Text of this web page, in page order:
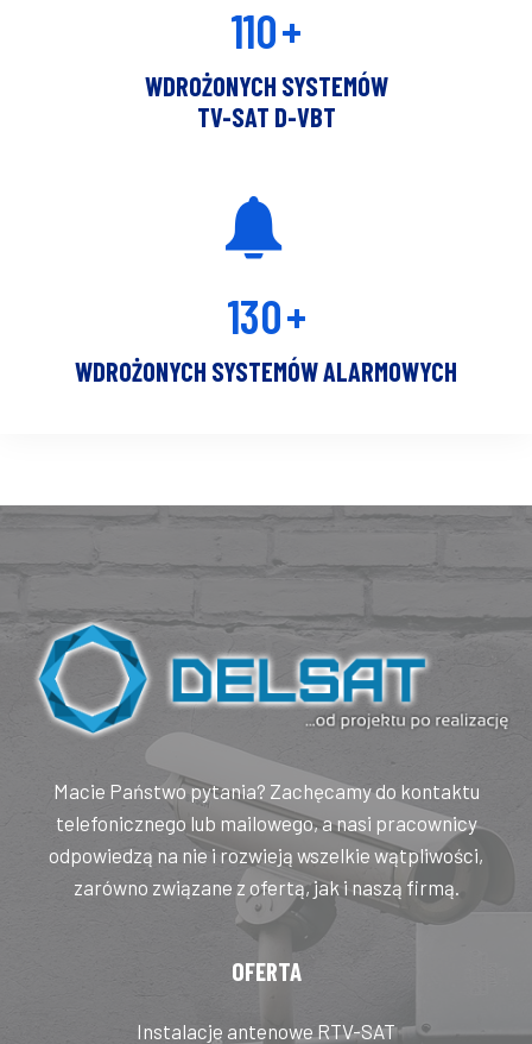
110+
WDROŻONYCH SYSTEMÓW
TV-SAT D-VBT
130+
WDROŻONYCH SYSTEMÓW ALARMOWYCH
Macie Państwo pytania? Zachęcamy do kontaktu
telefonicznego lub mailowego, a nasi pracownicy
odpowiedzą na nie i rozwieją wszelkie wątpliwości,
zarówno związane z ofertą, jak i naszą firmą.
OFERTA
Instalacje antenowe RTV-SAT